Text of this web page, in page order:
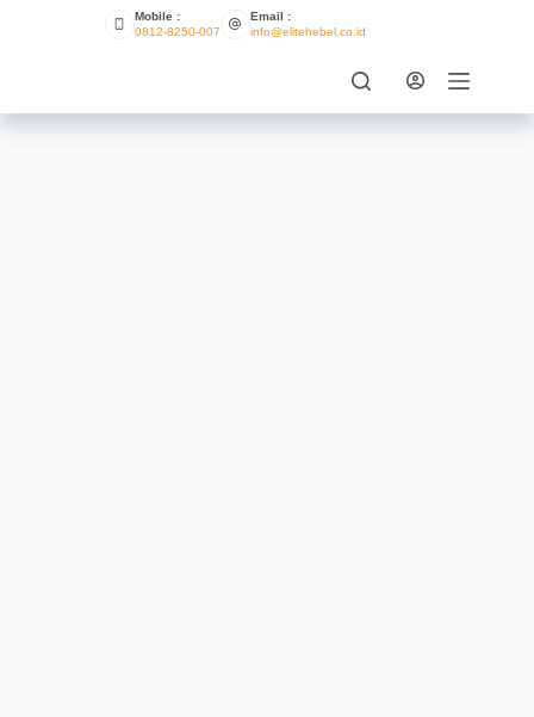
Mobile :
0812-8250-007
Email :
info@elitehebel.co.id